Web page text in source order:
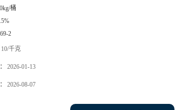
桶
2
10/千克
2026-01-13
2026-08-07